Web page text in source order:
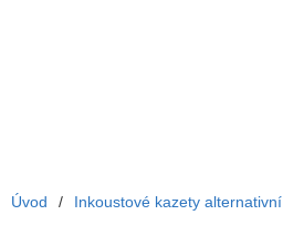
Úvod / Inkoustové kazety alternativní